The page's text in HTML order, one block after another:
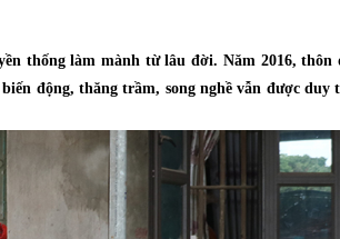
thống làm mành từ lâu đời. Năm 2016, thôn
động, thăng trầm, song nghề vẫn được duy